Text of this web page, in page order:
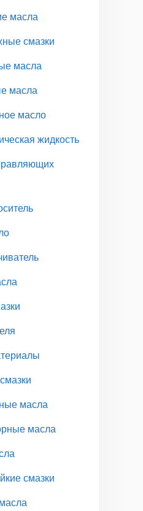
масла
смазки
масла
масла
масло
жидкость
масла
масла
смазки